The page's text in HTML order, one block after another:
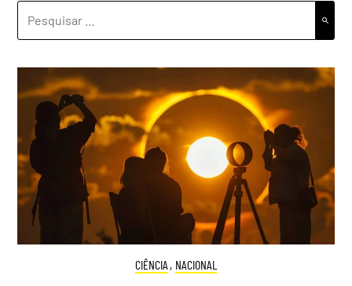
CIÊNCIA , NACIONAL